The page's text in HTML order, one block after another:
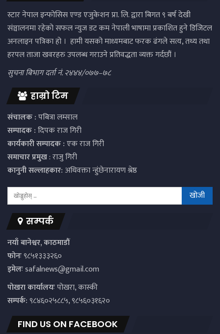
स्टार नेपाल इन्फोसिस एण्ड एजुकेशन प्रा. लि. द्वारा बिगत ९ बर्ष देखी
संञ्चालनमा रहेको सफल न्युज डट कम नेपाली भाषामा प्रकाशित हुने डिजिटल
अनलाइन पत्रिका हो । हामी यसको माध्यमबाट फरक ढंगले सत्य, तथ्य तथा
हरपल ताजा खवरहरु उपलब्ध गराउने प्रतिवद्धता व्यक्त गर्दछौं ।
सुचना बिभाग दर्ता नं. २४४४/०७७–७८
हाम्रो टिम
संचालक :पबित्रा लम्साल
सम्पादक :दिपक राज गिरी
कार्यकारी सम्पादक :एक राज गिरी
समाचार प्रमुख: राजु गिरी
कानुनी सल्लाहकार:अधिवक्ता न्हुंछेनारायण श्रेष्ठ
सम्पर्क
नयाँ बानेश्वर, काठमाडौं
फोनः९८५१३३३२६०
इमेलःsafalnews@gmail.com
पाेखरा कार्यालयःपोखरा, कास्की
सम्पर्क:९८४६०२५८८५, ९८५६०३१६२०
FIND US ON FACEBOOK